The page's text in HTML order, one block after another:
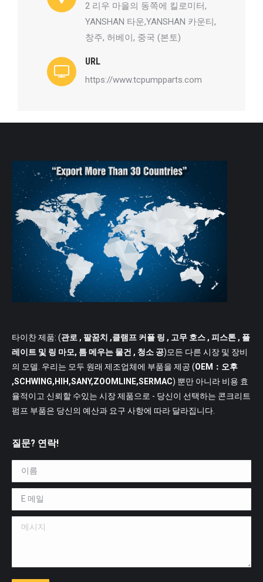
2 리우 마을의 동쪽에 킬로미터,
YANSHAN 타운,YANSHAN 카운티,
창주, 허베이, 중국 (본토)
URL
https://www.tcpumpparts.com
타이찬 제품: (관로 , 팔꿈치 ,클램프 커플 링 , 고무 호스 , 피스톤 , 플
레이트 및 링 마모, 틈 메우는 물건 , 청소 공)모든 다른 시장 및 장비
의 모델. 우리는 모두 원래 제조업체에 부품을 제공 (OEM：오후
,SCHWING,HIH,SANY,ZOOMLINE,SERMAC) 뿐만 아니라 비용 효
율적이고 신뢰할 수있는 시장 제품으로 - 당신이 선택하는 콘크리트
펌프 부품은 당신의 예산과 요구 사항에 따라 달라집니다.
질문? 연락!
이름 *
E 메일 *
메시지